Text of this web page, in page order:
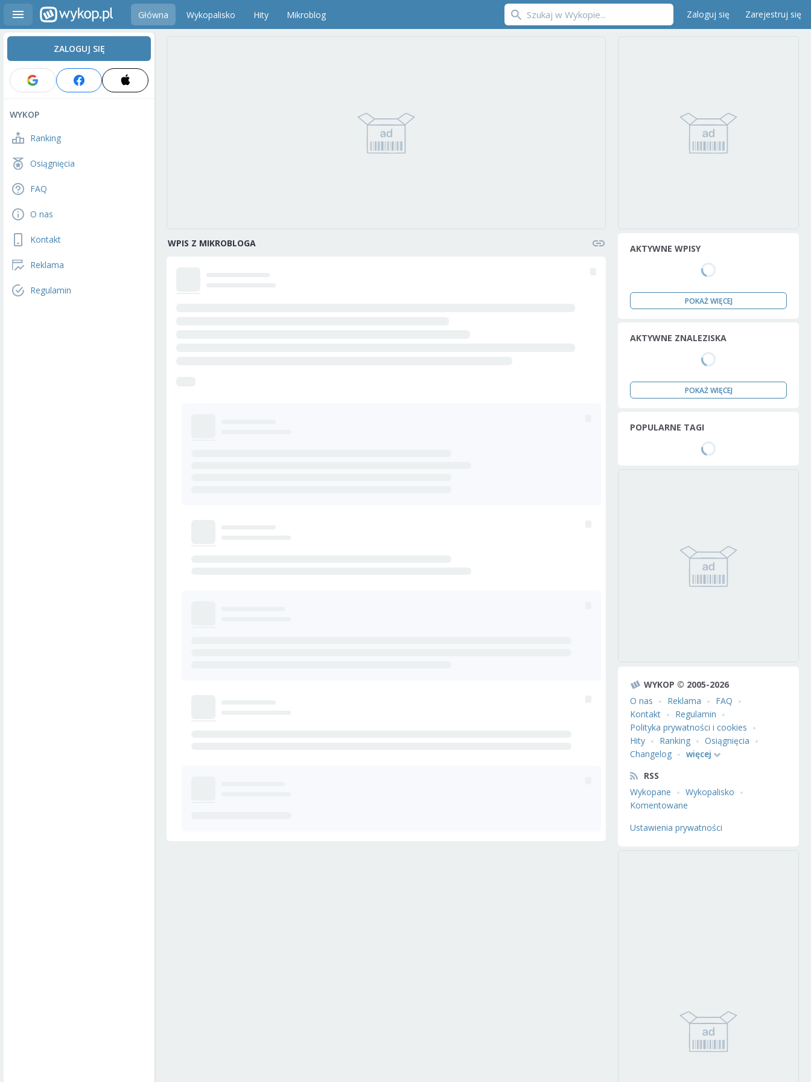
Główna Wykopalisko Hity Mikroblog Zaloguj się Zarejestruj się
ZALOGUJ SIĘ
WYKOP
Ranking
Osiągnięcia
FAQ
O nas
Kontakt
Reklama
Regulamin
WPIS Z MIKROBLOGA AKTYWNE WPISY
POKAŻ WIĘCEJ
AKTYWNE ZNALEZISKA
POKAŻ WIĘCEJ
POPULARNE TAGI
WYKOP © 2005-2026
O nas
Reklama
FAQ
Kontakt
Regulamin
Polityka prywatności i cookies
Hity
Ranking
Osiągnięcia
Changelog
więcej
RSS
Wykopane
Wykopalisko
Komentowane
Ustawienia prywatności